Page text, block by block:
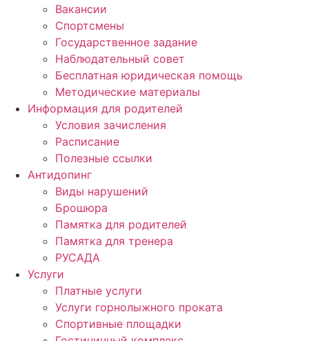
Вакансии
Спортсмены
Государственное задание
Наблюдательный совет
Бесплатная юридическая помощь
Методические материалы
Информация для родителей
Условия зачисления
Расписание
Полезные ссылки
Антидопинг
Виды нарушений
Брошюра
Памятка для родителей
Памятка для тренера
РУСАДА
Услуги
Платные услуги
Услуги горнолыжного проката
Спортивные площадки